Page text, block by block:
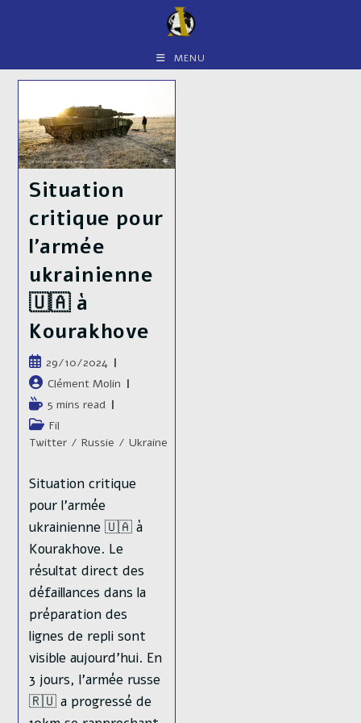
MENU
Situation
critique pour
l’armée
ukrainienne
🇺🇦 à
Kourakhove
Publication
publiée :
29/10/2024
Auteur/autrice
de
la
publication :
Clément Molin
Temps
de
lecture :
5 mins read
Post
category:
Fil
Twitter / Russie / Ukraine
Situation critique
pour l'armée
ukrainienne 🇺🇦 à
Kourakhove. Le
résultat direct des
défaillances dans la
préparation des
lignes de repli sont
visible aujourd'hui. En
3 jours, l'armée russe
🇷🇺 a progressé de